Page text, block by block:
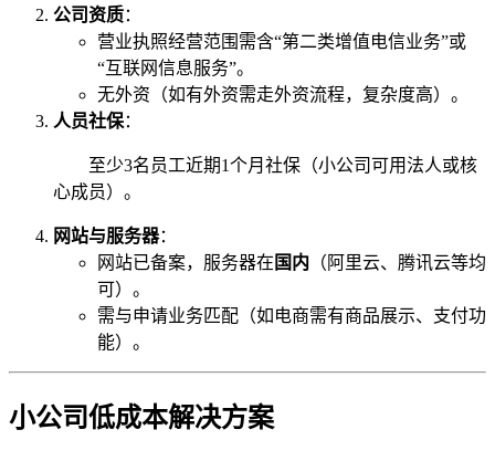
公司资质：
营业执照经营范围需含“第二类增值电信业务”或
“互联网信息服务”。
无外资（如有外资需走外资流程，复杂度高）。
人员社保：
至少3名员工近期1个月社保（小公司可用法人或核
心成员）。
网站与服务器：
网站已备案，服务器在 国内 （阿里云、腾讯云等均
可）。
需与申请业务匹配（如电商需有商品展示、支付功
能）。
小公司低成本解决方案